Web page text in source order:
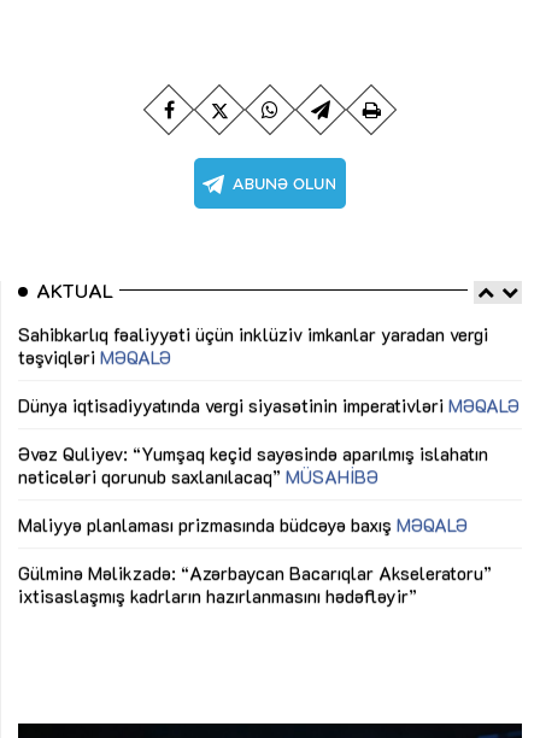
AKTUAL
Sahibkarlıq fəaliyyəti üçün inklüziv imkanlar yaradan vergi
təşviqləri MƏQALƏ
Dünya iqtisadiyyatında vergi siyasətinin imperativləri MƏQALƏ
Əvəz Quliyev: “Yumşaq keçid sayəsində aparılmış islahatın
nəticələri qorunub saxlanılacaq” MÜSAHİBƏ
Maliyyə planlaması prizmasında büdcəyə baxış MƏQALƏ
Gülminə Məlikzadə: “Azərbaycan Bacarıqlar Akseleratoru”
ixtisaslaşmış kadrların hazırlanmasını hədəfləyir”